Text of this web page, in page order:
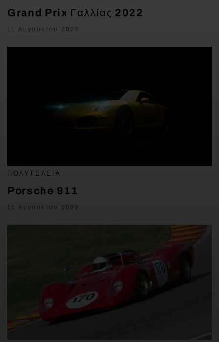
Grand Prix Γαλλίας 2022
11 Αυγούστου 2022
ΠΟΛΥΤΈΛΕΙΑ
Porsche 911
11 Αυγούστου 2022